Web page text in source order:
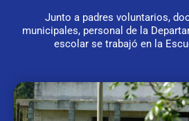
Junto a padres voluntarios,
municipales, personal de la
escolar se trabajó en la